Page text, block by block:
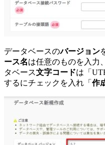
データベースのバージョン
ース名は任意のものを入力
タベース文字コードは「
するにチェックを入れ「 作